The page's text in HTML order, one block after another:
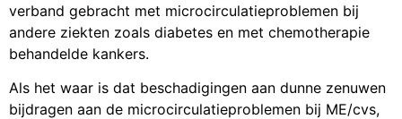
verband gebracht met microcirculatieproblemen bij
andere ziekten zoals diabetes en met chemotherapie
behandelde kankers.
Als het waar is dat beschadigingen aan dunne zenuwen
bijdragen aan de microcirculatieproblemen bij ME/cvs,